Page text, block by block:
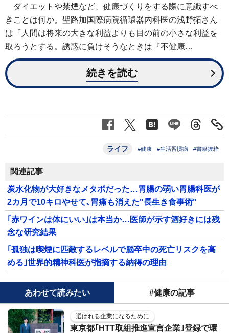
ダイエットや禁煙など、健康づくりをする際に意識すべ
きことは何か。聖路加国際病院循環器内科医の浅野拓さん
は「人間は将来の大きな利益よりも目の前の小さな利益を
取ろうとする。誘惑に負けそうなときは『不健康…
続きを読む
ライフ #健康 #生活習慣病 #書籍抜粋
関連記事
炭水化物が大好きなメタボだった…胃腸の弱い胃腸科医が
2カ月で10キロやせて､胃痛も消えた"長生き食事術"
｢赤ワインは体にいい｣は本当か…医師が示す酒好きには残
念な研究結果
｢孤独は喫煙に匹敵するレベルで脳卒中の死亡リスクを高
める｣世界的精神科医が指摘する納得の理由
あわせて読みたい #健康の記事
選ばれる企業になるために
東京都｢HTT取組推進宣言企業｣登録で環